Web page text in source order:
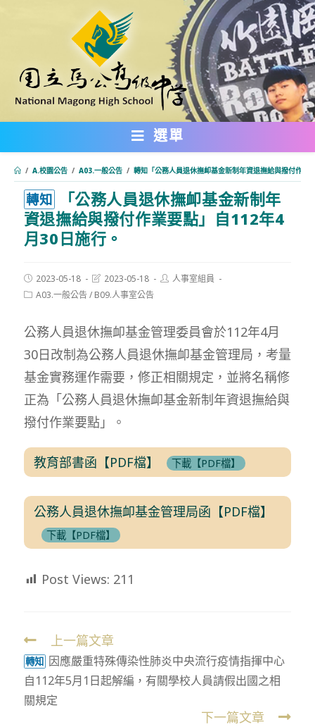
內
選單
/ A.校園公告 / A03.一般公告 / 轉知「公務人員退休撫卹基金新制年資退撫給與撥付作業
轉知
「公務人員退休撫卹基金新制年
資退撫給與撥付作業要點」自112年4
月30日施行。
Post
published:
2023-05-18
Post
modified:
2023-05-18
Post人事室組員
PostA03.一般公告/ B09.人事室公告
公務人員退休撫卹基金管理委員會於112年4月
30日改制為公務人員退休撫卹基金管理局，考量
基金實務運作需要，修正相關規定，並將名稱修
正為「公務人員退休撫卹基金新制年資退撫給與
撥付作業要點」。
教育部書函【PDF檔】 下載【PDF檔】
公務人員退休撫卹基金管理局函【PDF檔】
下載【PDF檔】
Post Views: 211
Read
more
articles
上一篇文章
轉知 因應嚴重特殊傳染性肺炎中央流行疫情指揮中心
自112年5月1日起解編，有關學校人員請假出國之相
關規定
下一篇文章